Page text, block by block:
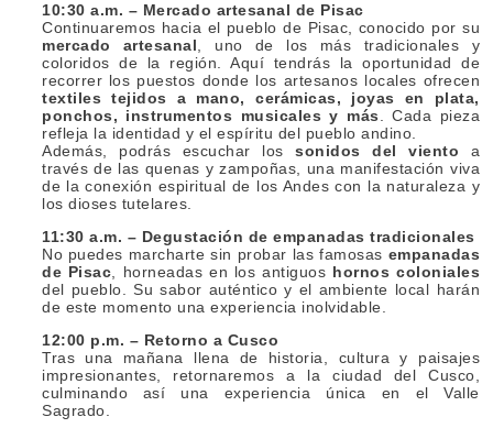
10:30 a.m. – Mercado artesanal de Pisac
Continuaremos hacia el pueblo de Pisac, conocido por su
mercado artesanal , uno de los más tradicionales y
coloridos de la región. Aquí tendrás la oportunidad de
recorrer los puestos donde los artesanos locales ofrecen
textiles tejidos a mano, cerámicas, joyas en plata,
ponchos, instrumentos musicales y más . Cada pieza
refleja la identidad y el espíritu del pueblo andino.
Además, podrás escuchar los sonidos del viento a
través de las quenas y zampoñas, una manifestación viva
de la conexión espiritual de los Andes con la naturaleza y
los dioses tutelares.
11:30 a.m. – Degustación de empanadas tradicionales
No puedes marcharte sin probar las famosas empanadas
de Pisac , horneadas en los antiguos hornos coloniales
del pueblo. Su sabor auténtico y el ambiente local harán
de este momento una experiencia inolvidable.
12:00 p.m. – Retorno a Cusco
Tras una mañana llena de historia, cultura y paisajes
impresionantes, retornaremos a la ciudad del Cusco,
culminando así una experiencia única en el Valle
Sagrado.